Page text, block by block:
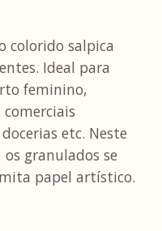
colorido salpica
Ideal para
feminino,
etc. Neste
granulados se
papel artístico.